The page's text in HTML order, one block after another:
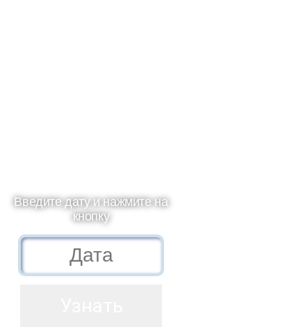
Введите дату и нажмите на
кнопку